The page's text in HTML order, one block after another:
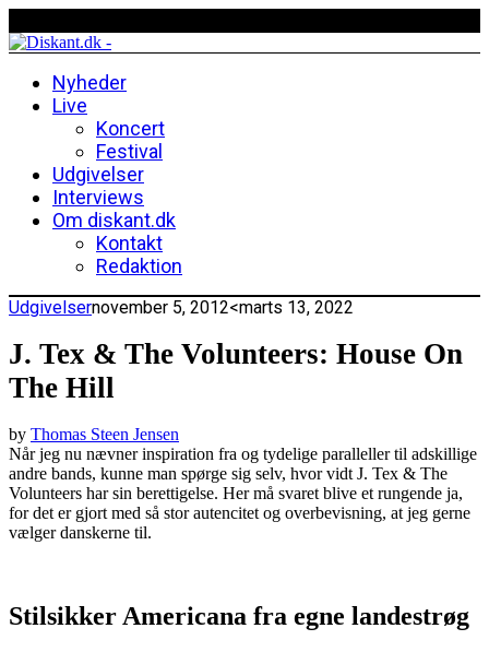
Nyheder
Live
Koncert
Festival
Udgivelser
Interviews
Om diskant.dk
Kontakt
Redaktion
Udgivelsernovember 5, 2012<marts 13, 2022
J. Tex & The Volunteers: House On
The Hill
by Thomas Steen Jensen
Når jeg nu nævner inspiration fra og tydelige paralleller til adskillige
andre bands, kunne man spørge sig selv, hvor vidt J. Tex & The
Volunteers har sin berettigelse. Her må svaret blive et rungende ja,
for det er gjort med så stor autencitet og overbevisning, at jeg gerne
vælger danskerne til.
Stilsikker Americana fra egne landestrøg